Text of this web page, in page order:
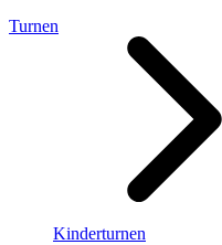
Turnen
Kinderturnen